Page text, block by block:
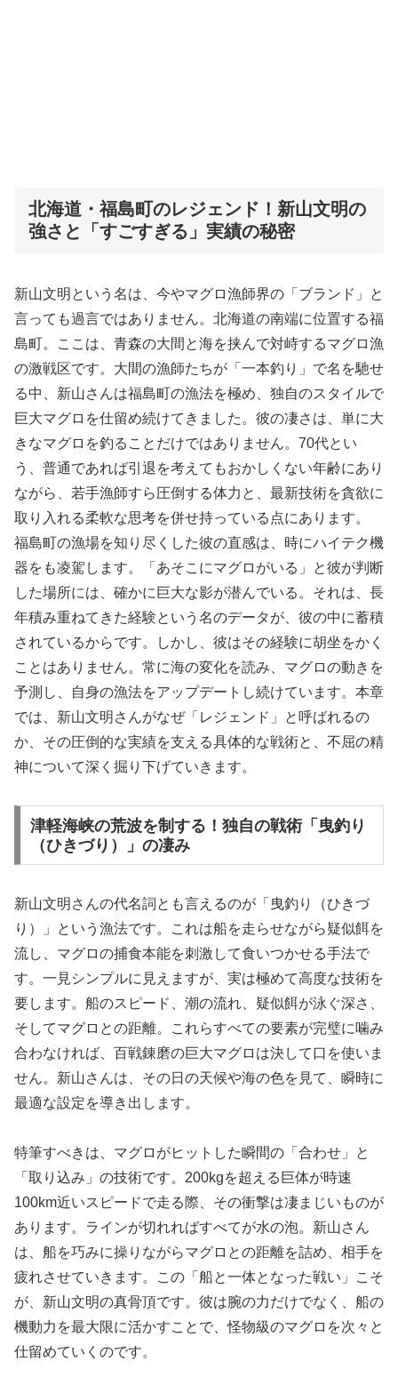
北海道・福島町のレジェンド！新山文明の
強さと「すごすぎる」実績の秘密
新山文明という名は、今やマグロ漁師界の「ブランド」と
言っても過言ではありません。北海道の南端に位置する福
島町。ここは、青森の大間と海を挟んで対峙するマグロ漁
の激戦区です。大間の漁師たちが「一本釣り」で名を馳せ
る中、新山さんは福島町の漁法を極め、独自のスタイルで
巨大マグロを仕留め続けてきました。彼の凄さは、単に大
きなマグロを釣ることだけではありません。70代とい
う、普通であれば引退を考えてもおかしくない年齢にあり
ながら、若手漁師すら圧倒する体力と、最新技術を貪欲に
取り入れる柔軟な思考を併せ持っている点にあります。
福島町の漁場を知り尽くした彼の直感は、時にハイテク機
器をも凌駕します。「あそこにマグロがいる」と彼が判断
した場所には、確かに巨大な影が潜んでいる。それは、長
年積み重ねてきた経験という名のデータが、彼の中に蓄積
されているからです。しかし、彼はその経験に胡坐をかく
ことはありません。常に海の変化を読み、マグロの動きを
予測し、自身の漁法をアップデートし続けています。本章
では、新山文明さんがなぜ「レジェンド」と呼ばれるの
か、その圧倒的な実績を支える具体的な戦術と、不屈の精
神について深く掘り下げていきます。
津軽海峡の荒波を制する！独自の戦術「曳釣り
（ひきづり）」の凄み
新山文明さんの代名詞とも言えるのが「曳釣り（ひきづ
り）」という漁法です。これは船を走らせながら疑似餌を
流し、マグロの捕食本能を刺激して食いつかせる手法で
す。一見シンプルに見えますが、実は極めて高度な技術を
要します。船のスピード、潮の流れ、疑似餌が泳ぐ深さ、
そしてマグロとの距離。これらすべての要素が完璧に噛み
合わなければ、百戦錬磨の巨大マグロは決して口を使いま
せん。新山さんは、その日の天候や海の色を見て、瞬時に
最適な設定を導き出します。
特筆すべきは、マグロがヒットした瞬間の「合わせ」と
「取り込み」の技術です。200kgを超える巨体が時速
100km近いスピードで走る際、その衝撃は凄まじいものが
あります。ラインが切れればすべてが水の泡。新山さん
は、船を巧みに操りながらマグロとの距離を詰め、相手を
疲れさせていきます。この「船と一体となった戦い」こそ
が、新山文明の真骨頂です。彼は腕の力だけでなく、船の
機動力を最大限に活かすことで、怪物級のマグロを次々と
仕留めていくのです。